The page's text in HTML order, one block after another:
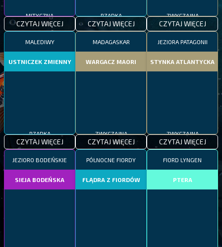
MITYCZNA
CZYTAJ WIĘCEJ
RZADKA
CZYTAJ WIĘCEJ
ZWYCZAJNA
CZYTAJ WIĘCEJ
MALEDIWY
USTNICZEK ZMIENNY
RZADKA
CZYTAJ WIĘCEJ
MADAGASKAR
WARGACZ MAORI
ZWYCZAJNA
CZYTAJ WIĘCEJ
JEZIORA PATAGONII
STYNKA ATLANTYCKA
ZWYCZAJNA
CZYTAJ WIĘCEJ
JEZIORO BODEŃSKIE
SIEJA BODEŃSKA
PÓŁNOCNE FIORDY
FLĄDRA Z FIORDÓW
FIORD LYNGEN
PTERA